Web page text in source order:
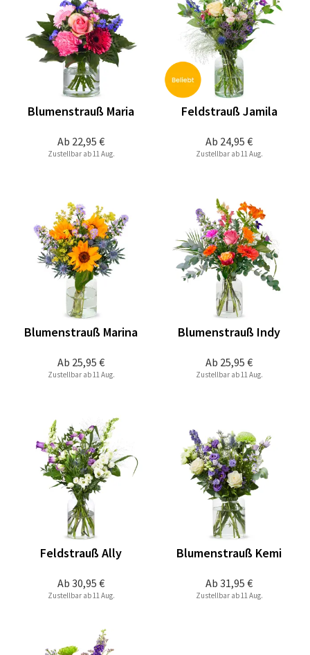
Ab 22,95 €
Blumenstrauß Maria
Zustellbar ab 11 Aug.
Ab 24,95 €
Feldstrauß Jamila
Zustellbar ab 11 Aug.
Ab 25,95 €
Blumenstrauß Marina
Zustellbar ab 11 Aug.
Ab 25,95 €
Blumenstrauß Indy
Zustellbar ab 11 Aug.
Ab 30,95 €
Feldstrauß Ally
Zustellbar ab 11 Aug.
Ab 31,95 €
Blumenstrauß Kemi
Zustellbar ab 11 Aug.